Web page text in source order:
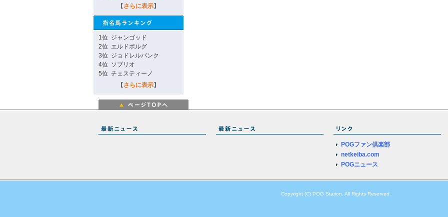
【 さらに表示】
1位 ジャンゴッド
2位 エルドボルグ
3位 ジョドレルバンク
4位 ソブリオ
5位 チェスティーノ
【 さらに表示】
POGファン倶楽部
netkeiba.com
POGニュース
Copyright (C) POG Starion. All Rights Reserved.